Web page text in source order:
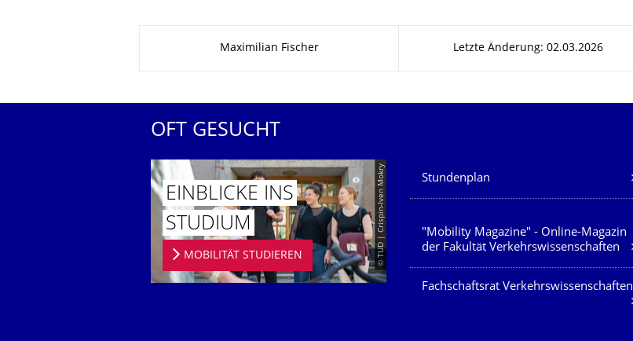
Maximilian Fischer Letzte Änderung: 02.03.2026
OFT GESUCHT
© TUD | Crispin-Iven Mokry
EINBLICKE INS
STUDIUM
MOBILITÄT STUDIEREN
Unsere Dienste
Stundenplan
"Mobility Magazine" - Online-Magazin
der Fakultät Verkehrswissenschaften
Fachschaftsrat Verkehrswissenschaften